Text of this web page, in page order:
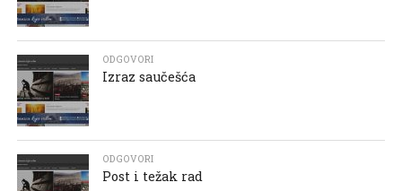
ODGOVORI
Izraz saučešća
ODGOVORI
Post i težak rad